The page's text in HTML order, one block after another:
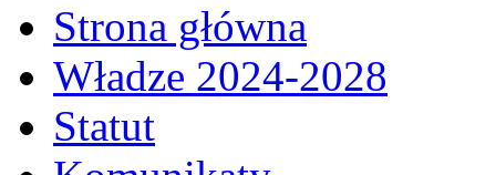
Strona główna
Władze 2024-2028
Statut